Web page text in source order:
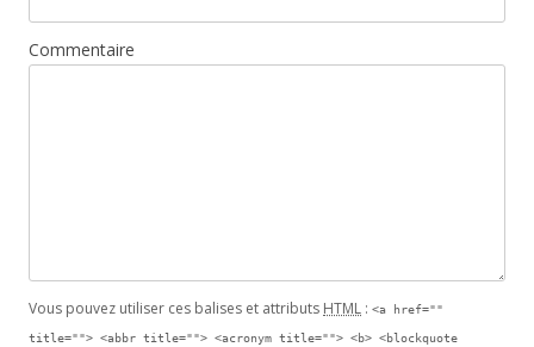
Commentaire
Vous pouvez utiliser ces balises et attributs HTML : <a href=""
title=""> <abbr title=""> <acronym title=""> <b> <blockquote